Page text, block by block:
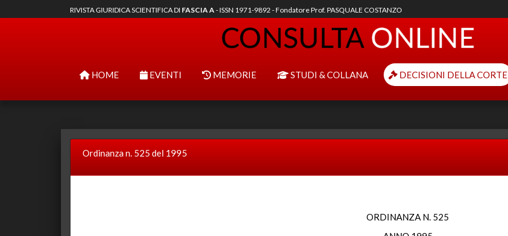
RIVISTA GIURIDICA SCIENTIFICA DI FASCIA A- ISSN 1971-9892 - Fondatore Prof. PASQUALE COSTANZO
HOME EVENTI MEMORIE STUDI & COLLANA DECISIONI DELLA CORTE
Ordinanza n. 525 del 1995
ORDINANZA N. 525